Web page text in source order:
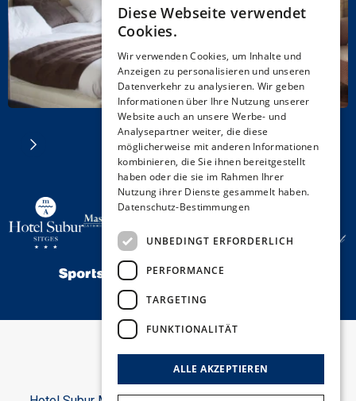
SPANISH
CATALAN
GERMAN
ITALIAN
Diese Webseite verwendet
Cookies.
Wir verwenden Cookies, um Inhalte und
Anzeigen zu personalisieren und unseren
Datenverkehr zu analysieren. Wir geben
Informationen über Ihre Nutzung unserer
Website auch an unsere Werbe- und
Analysepartner weiter, die diese
möglicherweise mit anderen Informationen
kombinieren, die Sie ihnen bereitgestellt
haben oder die sie im Rahmen Ihrer
Nutzung ihrer Dienste gesammelt haben.
Datenschutz-Bestimmungen
UNBEDINGT ERFORDERLICH
PERFORMANCE
TARGETING
FUNKTIONALITÄT
ALLE AKZEPTIEREN